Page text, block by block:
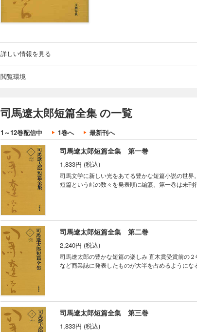
詳しい情報を見る
閲覧環境
司馬遼太郎短篇全集 の一覧
1～12巻配信中 1巻へ 最新刊へ
司馬遼太郎短篇全集 第一巻
1,833円 (税込)
司馬文学に新しい光をあてる豊かな短篇小説の世
短篇という峠の数々を発表順に編纂。第一巻は未
司馬遼太郎短篇全集 第二巻
2,240円 (税込)
司馬遼太郎の豊かな短篇の楽しみ 直木賞受賞前の
など商業誌に発表したものが大半を占めるようにな
司馬遼太郎短篇全集 第三巻
1,833円 (税込)